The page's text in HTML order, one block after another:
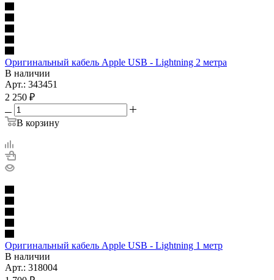
Оригинальный кабель Apple USB - Lightning 2 метра
В наличии
Арт.: 343451
2 250 ₽
В корзину
Оригинальный кабель Apple USB - Lightning 1 метр
В наличии
Арт.: 318004